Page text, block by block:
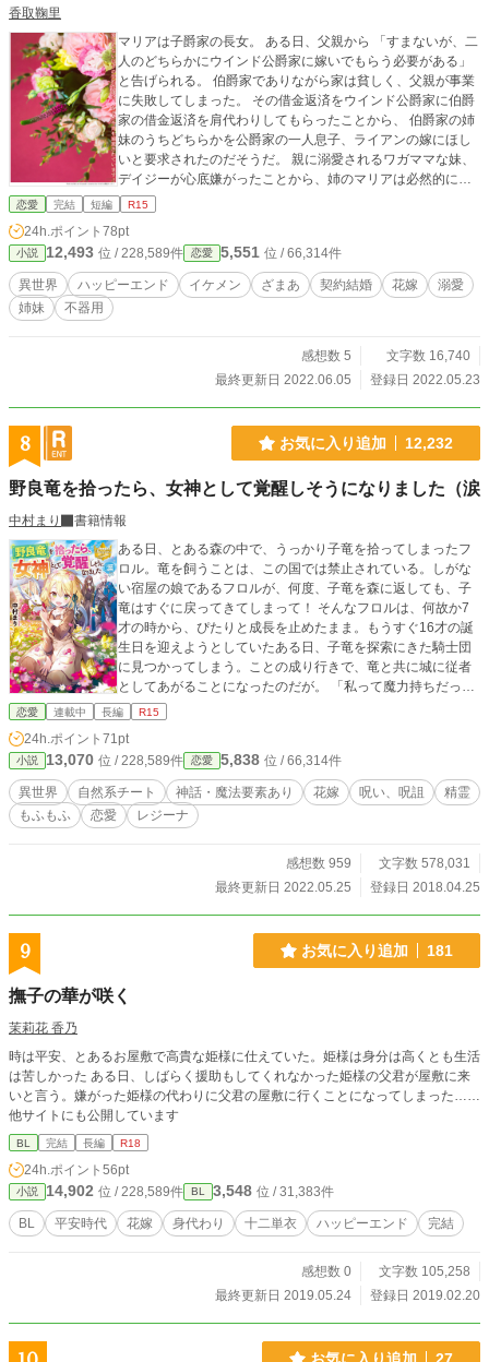
香取鞠里
マリアは子爵家の長女。 ある日、父親から 「すまないが、二
人のどちらかにウインド公爵家に嫁いでもらう必要がある」
と告げられる。 伯爵家でありながら家は貧しく、父親が事業
に失敗してしまった。 その借金返済をウインド公爵家に伯爵
家の借金返済を肩代わりしてもらったことから、 伯爵家の姉
妹のうちどちらかを公爵家の一人息子、ライアンの嫁にほし
いと要求されたのだそうだ。 親に溺愛されるワガママな妹、
デイジーが心底嫌がったことから、姉のマリアは必然的に自
分が嫁ぐことに決まってしまう。 ライアンは、冷酷と噂され
から決まった契約結婚だ。 決して愛されることはないと思っ
ていたのに、なぜか溺愛されて──！？ そして、ライアンの
マリアへの待遇が羨ましくなった妹のデイジーがライアンに
突如アプローチをはじめて──！？
恋愛 完結 短編 R15
24h.ポイント 78pt
小説 12,493 位 / 228,589件 恋愛 5,551 位 / 66,314件
異世界 ハッピーエンド イケメン ざまあ 契約結婚 花嫁
溺愛
姉妹
不器用
感想数 5
文字数 16,740
最終更新日 2022.06.05
登録日 2022.05.23
8 お気に入り追加 12,232
野良竜を拾ったら、女神として覚醒しそうになりました（涙
中村まり
書籍情報
ある日、とある森の中で、うっかり子竜を拾ってしまったフ
ロル。竜を飼うことは、この国では禁止されている。しがな
い宿屋の娘であるフロルが、何度、子竜を森に返しても、子
竜はすぐに戻ってきてしまって！ そんなフロルは、何故か7
才の時から、ぴたりと成長を止めたまま。もうすぐ16才の誕
生日を迎えようとしていたある日、子竜を探索にきた騎士団
に見つかってしまう。ことの成り行きで、竜と共に城に従者
としてあがることになったのだが。 「私って魔力持ちだった
んですか？！」 突然判明したフロルの魔力。 宮廷魔道師長ラ
た。 フロルには、ありとあらゆる動物が懐き、フロルがいる
場所は草花が溢れるように咲き乱れるが、本人も、周りの人
間も、気がついていないのだったが。 その頃、春の女神の生
まれ変わりを探し求めて、闇の帝王がこちらの世界に災いを
もたらし始めて・・・！ 自然系チート能力を持つフロルは、
恋愛 連載中 長編 R15
24h.ポイント 71pt
小説 13,070 位 / 228,589件 恋愛 5,838 位 / 66,314件
異世界 自然系チート 神話・魔法要素あり 花嫁 呪い、呪詛
精霊
もふもふ
恋愛 レジーナ
感想数 959
文字数 578,031
最終更新日 2022.05.25
登録日 2018.04.25
9 お気に入り追加 181
撫子の華が咲く
茉莉花 香乃
時は平安、とあるお屋敷で高貴な姫様に仕えていた。姫様は身分は高くとも生活
は苦しかった ある日、しばらく援助もしてくれなかった姫様の父君が屋敷に来
いと言う。嫌がった姫様の代わりに父君の屋敷に行くことになってしまった……
他サイトにも公開しています
BL 完結 長編 R18
24h.ポイント 56pt
小説 14,902 位 / 228,589件 BL 3,548 位 / 31,383件
BL 平安時代 花嫁 身代わり 十二単衣 ハッピーエンド 完結
感想数 0
文字数 105,258
最終更新日 2019.05.24
登録日 2019.02.20
お気に入り追加 27